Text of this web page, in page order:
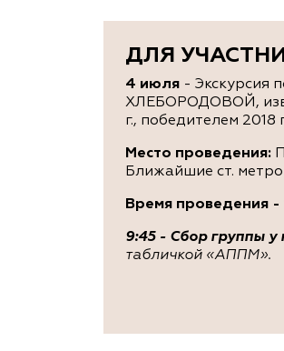
ДЛЯ
4 июля - Экскурсия
ХЛЕБОРОДОВОЙ,
г., победителем
Место проведения:
Ближайшие ст.
Время проведения -
9:45 - Сбор группы у
табличкой «АППМ».